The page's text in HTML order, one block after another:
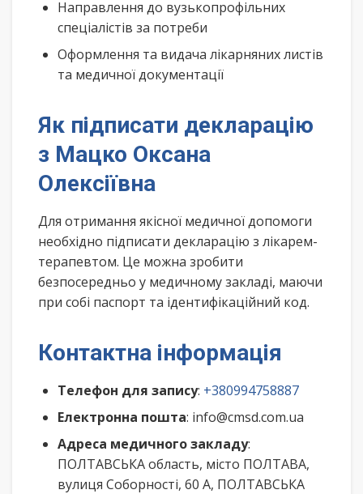
Направлення до вузькопрофільних
спеціалістів за потреби
Оформлення та видача лікарняних листів
та медичної документації
Як підписати декларацію
з Мацко Оксана
Олексіївна
Для отримання якісної медичної допомоги
необхідно підписати декларацію з лікарем-
терапевтом. Це можна зробити
безпосередньо у медичному закладі, маючи
при собі паспорт та ідентифікаційний код.
Контактна інформація
Телефон для запису: +380994758887
Електронна пошта: info@cmsd.com.ua
Адреса медичного закладу:
ПОЛТАВСЬКА область, місто ПОЛТАВА,
вулиця Соборності, 60 А, ПОЛТАВСЬКА